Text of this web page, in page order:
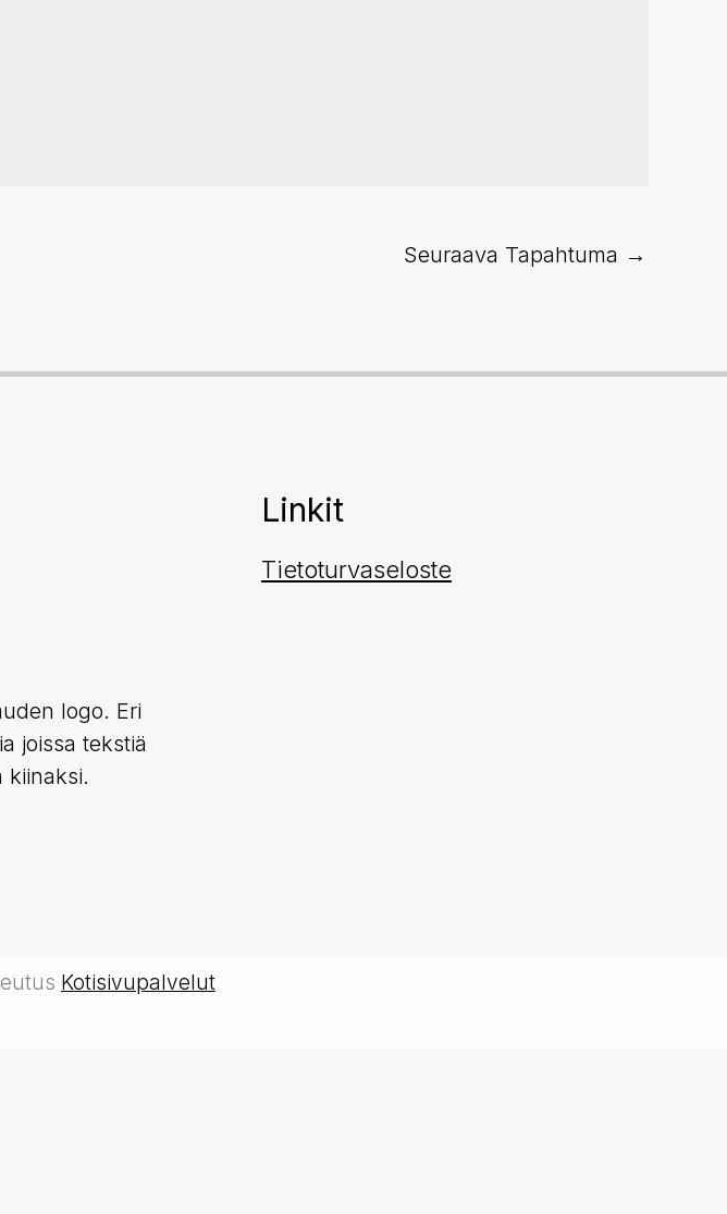
Seuraava Tapahtuma →
Linkit
Tietoturvaseloste
Kotisivupalvelut